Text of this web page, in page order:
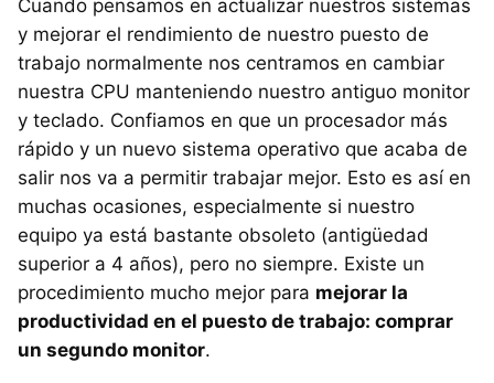
Cuando pensamos en actualizar nuestros sistemas
y mejorar el rendimiento de nuestro puesto de
trabajo normalmente nos centramos en cambiar
nuestra CPU manteniendo nuestro antiguo monitor
y teclado. Confiamos en que un procesador más
rápido y un nuevo sistema operativo que acaba de
salir nos va a permitir trabajar mejor. Esto es así en
muchas ocasiones, especialmente si nuestro
equipo ya está bastante obsoleto (antigüedad
superior a 4 años), pero no siempre. Existe un
procedimiento mucho mejor para mejorar la
productividad en el puesto de trabajo: comprar
un segundo monitor.